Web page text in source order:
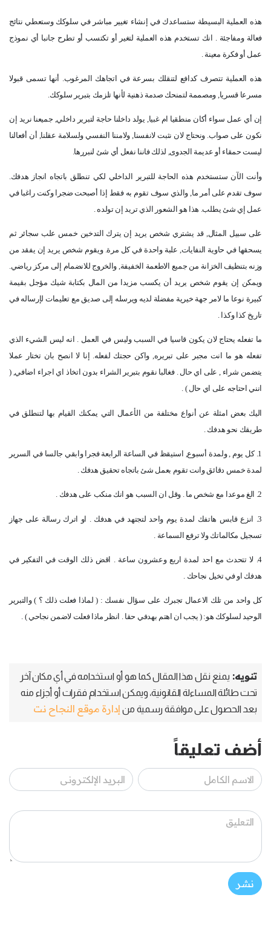
هذه العملية البسيطة ستساعدك في إنشاء تغيير مباشر في سلوكك وستعطي نتائج
فعالة ومفاجئة . انك تستخدم هذه العملية لتغير أو تكتسب أو تطرح جانبا أي نموذج
عمل أو فكرة معينة .
هذه العملية تتصرف كدافع لتنقلك بسرعة في اتجاهك المرغوب. أنها تسمى قبولا
مسرعا قسريا, ومصممة لتمنحك صدمة ذهنية لأنها تلزمك بتبرير سلوكك.
إن أي عمل سواء أكان منطقيا ام غبيا, يولد داخلنا حاجة لتبرير داخلي, جميعنا نريد إن
نكون على صواب. ونحتاج لان نثبت لانفسنا, ولامننا النفسي ولسلامة عقلنا, أن أفعالنا
ليست حمقاء أو عديمة الجدوى, لذلك فاننا نفعل أي شئ لنبررها.
وأنت الآن ستستخدم هذه الحاجة للتبرير الداخلي لكي تنطلق باتجاه انجاز هدفك.
سوف تقدم على أمر ما, والذي سوف تقوم به فقط إذا أصبحت ضجرا وكنت راغبا في
عمل إي شئ يطلب. هذا هو الشعور الذي تريد إن تولده .
على سبيل المثال, قد يشتري شخص يريد إن يترك التدخين خمس علب سجائر ثم
يسحقها في حاوية النفايات, علبة واحدة في كل مرة. ويقوم شخص يريد إن يفقد من
وزنه بتنظيف الخزانة من جميع الاطعمة الخفيفة, والخروج للانضمام إلى مركز رياضي.
ويمكن إن يقوم شخص يريد أن يكسب مزيدا من المال بكتابة شيك مؤجل بقيمة
كبيرة نوعا ما لامر جهة خيرية مفضلة لديه ويرسله إلى صديق مع تعليمات لإرساله في
تاريخ كذا وكذا .
ما تفعله يحتاج لان يكون قاسيا في السبب وليس في العمل . انه ليس الشيء الذي
تفعله هو ما انت مجبر على تبريره, واكن حجتك لفعله. إنا لا انصح بان تختار عملا
يتضمن شراء , على اي حال . فغالبا نقوم بتبرير الشراء بدون اتخاذ اي اجراء اضافي, (
انني احتاجه على اي حال ) .
اليك بعض امثلة عن أنواع مختلفة من الأعمال التي يمكنك القيام بها لتنطلق في
طريقك نحو هدفك .
1. كل يوم , ولمدة أسبوع, استيقظ في الساعة الرابعة فجرا وابقي جالسا في السرير
لمدة خمس دقائق وانت تقوم بعمل شئ باتجاه تحقيق هدفك .
2. الغ موعدا مع شخص ما . وقل ان السبب هو انك منكب على هدفك .
3. انزع قابس هاتفك لمدة يوم واحد لتجتهد في هدفك . او اترك رسالة على جهاز
تسجيل مكالماتك ولا ترفع السماعة .
4. لا تتحدث مع احد لمدة اربع وعشرون ساعة . اقض ذلك الوقت في التفكير في
هدفك او في تخيل نجاحك .
كل واحد من تلك الاعمال تجبرك على سؤال نفسك : ( لماذا فعلت ذلك ؟ ) والتبرير
الوحيد لسلوكك هو: ( يجب ان اهتم بهدفي حقا . انظر ماذا فعلت لاضمن نجاحي ) .
تنويه: يمنع نقل هذا المقال كما هو أو استخدامه في أي مكان آخر
تحت طائلة المساءلة القانونية، ويمكن استخدام فقرات أو أجزاء منه
بعد الحصول على موافقة رسمية من إدارة موقع النجاح نت
أضف تعليقاً
نشر